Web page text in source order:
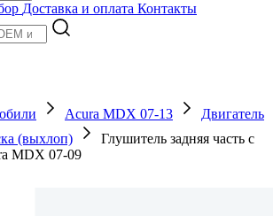
Доставка и оплата Контакты
Acura MDX 07-13
Двигатель
(выхлоп)
Глушитель задняя часть с
MDX 07-09